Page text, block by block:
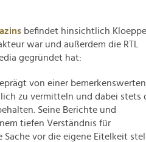
befindet hinsichtlich
war und außerdem die RTL
gegründet hat:
von einer bemerkenswerten
zu vermitteln und dabei stets
Seine Berichte und
tiefen Verständnis für
vor die eigene Eitelkeit